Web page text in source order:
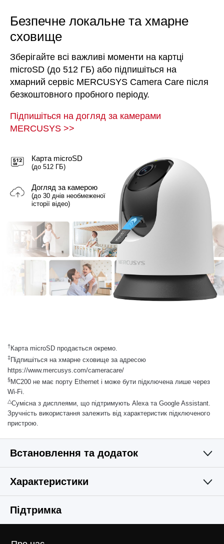
Безпечне локальне та хмарне
сховище
Зберігайте всі важливі моменти на картці
microSD (до 512 ГБ) або підпишіться на
хмарний сервіс MERCUSYS Camera Care після
безкоштовного пробного періоду.
Підпишіться на догляд за камерами
MERCUSYS >>
Карта microSD
(до 512 ГБ)
Догляд за камерою
(до 30 днів необмеженої
історії відео)
†Карта microSD продається окремо.
‡Підпишіться на хмарне сховище за адресою
https://www.mercusys.com/cameracare/
§MC200 не має порту Ethernet і може бути підключена лише через
Wi-Fi.
△Сумісна з дисплеями, що підтримують Alexa та Google Assistant.
Зручність використання залежить від характеристик підключеного
пристрою.
Встановлення та додаток
Простий і функціональний
Характеристики
Камера
Підтримка